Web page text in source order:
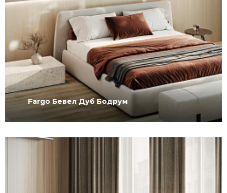
Fargo Бевел Дуб Бодрум